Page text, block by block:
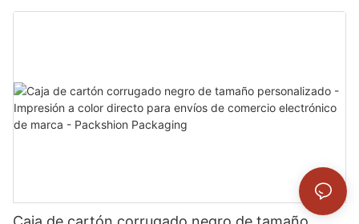
personalizados para minibotellas y viales -